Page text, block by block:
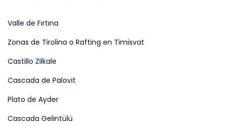
Valle de Fırtına
Zonas de Tirolina o Rafting en Timisvat
Castillo Zilkale
Cascada de Palovit
Plato de Ayder
Cascada Gelintülü